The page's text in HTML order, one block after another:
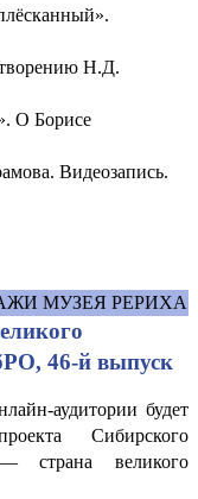
Н.Д.
О Борисе
Видеозапись.
МУЗЕЯ РЕРИХА
46-й выпуск
аудитории будет
Сибирского
страна великого